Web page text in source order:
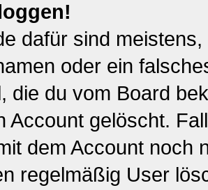
dafür sind
oder ein
die du vom Board
Account gelöscht.
dem Account noch
regelmäßig User